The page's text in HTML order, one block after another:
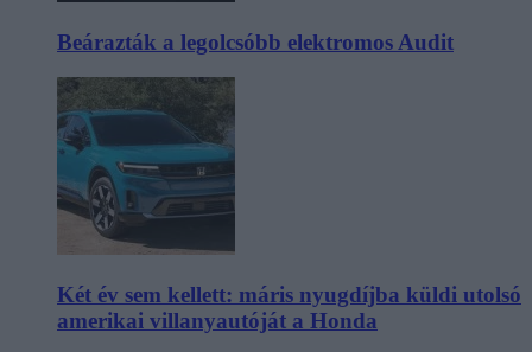
Beárazták a legolcsóbb elektromos Audit
Két év sem kellett: máris nyugdíjba küldi utolsó
amerikai villanyautóját a Honda